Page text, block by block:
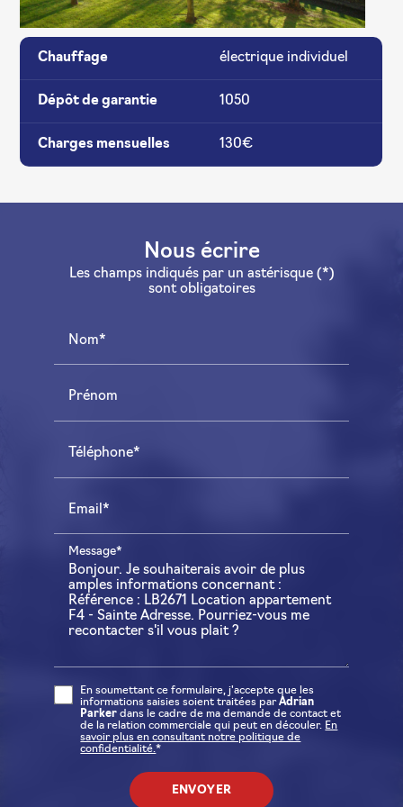
Chauffage électrique individuel
Dépôt de garantie 1050
Charges mensuelles 130€
Nous écrire
Les champs indiqués par un astérisque (*)
sont obligatoires
Nom*
Prénom
Téléphone*
Email*
Message*
En soumettant ce formulaire, j'accepte que les
informations saisies soient traitées parAdrian
Parker dans le cadre de ma demande de contact et
de la relation commerciale qui peut en découler. En
savoir plus en consultant notre politique de
confidentialité.*